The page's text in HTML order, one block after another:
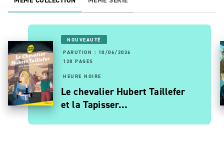
NOUVEAUTÉ
PARUTION : 10/06/2026
128 PAGES
HEURE NOIRE
Le chevalier Hubert Taillefer
et la Tapisser…